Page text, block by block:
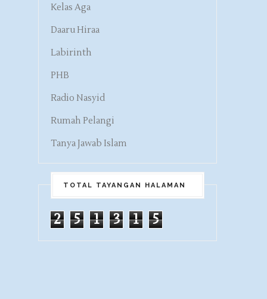
Kelas Aga
Daaru Hiraa
Labirinth
PHB
Radio Nasyid
Rumah Pelangi
Tanya Jawab Islam
TOTAL TAYANGAN HALAMAN
2 5 1 3 1 5